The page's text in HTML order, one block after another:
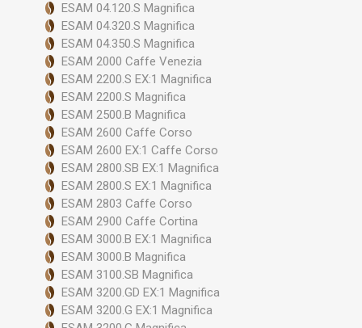
ESAM 04.120.S Magnifica
ESAM 04.320.S Magnifica
ESAM 04.350.S Magnifica
ESAM 2000 Caffe Venezia
ESAM 2200.S EX:1 Magnifica
ESAM 2200.S Magnifica
ESAM 2500.B Magnifica
ESAM 2600 Caffe Corso
ESAM 2600 EX:1 Caffe Corso
ESAM 2800.SB EX:1 Magnifica
ESAM 2800.S EX:1 Magnifica
ESAM 2803 Caffe Corso
ESAM 2900 Caffe Cortina
ESAM 3000.B EX:1 Magnifica
ESAM 3000.B Magnifica
ESAM 3100.SB Magnifica
ESAM 3200.GD EX:1 Magnifica
ESAM 3200.G EX:1 Magnifica